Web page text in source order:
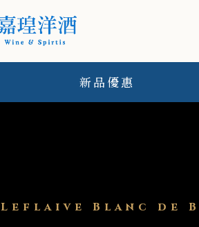
新品優惠
Leflaive Blanc de